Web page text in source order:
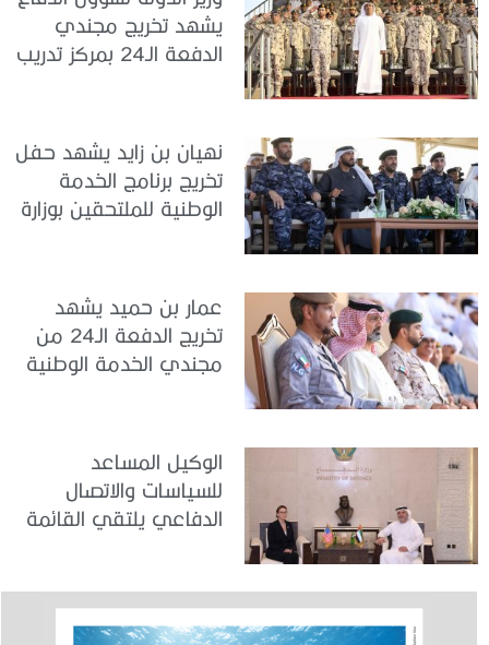
يشهد تخريج مجندي
الدفعة الـ24 بمركز تدريب
نهيان بن زايد يشهد حفل
تخريج برنامج الخدمة
الوطنية للملتحقين بوزارة
عمار بن حميد يشهد
تخريج الدفعة الـ24 من
مجندي الخدمة الوطنية
الوكيل المساعد
للسياسات والاتصال
الدفاعي يلتقي القائمة